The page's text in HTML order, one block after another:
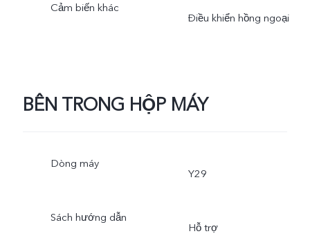
Cảm biến khác
Điều khiển hồng ngoại
BÊN TRONG HỘP MÁY
Dòng máy
Y29
Sách hướng dẫn
Hỗ trợ